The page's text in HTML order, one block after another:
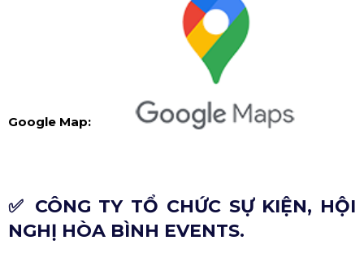
Google Map:
✅ CÔNG TY TỔ CHỨC SỰ KIỆN, HỘI
NGHỊ HÒA BÌNH EVENTS.